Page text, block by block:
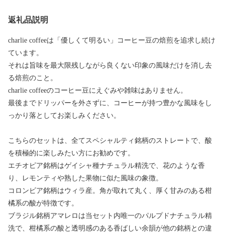
返礼品説明
charlie coffeeは「優しくて明るい」コーヒー豆の焙煎を追求し続け
ています。
それは旨味を最大限残しながら良くない印象の風味だけを消し去
る焙煎のこと。
charlie coffeeのコーヒー豆にえぐみや雑味はありません。
最後までドリッパーを外さずに、コーヒーが持つ豊かな風味をし
っかり落としてお楽しみください。
こちらのセットは、全てスペシャルティ銘柄のストレートで、酸
を積極的に楽しみたい方にお勧めです。
エチオピア銘柄はゲイシャ種ナチュラル精洗で、花のような香
り、レモンティや熟した果物に似た風味の象徴。
コロンビア銘柄はウィラ産。角が取れて丸く、厚く甘みのある柑
橘系の酸が特徴です。
ブラジル銘柄アマレロは当セット内唯一のパルプドナチュラル精
洗で、柑橘系の酸と透明感のある香ばしい余韻が他の銘柄との違